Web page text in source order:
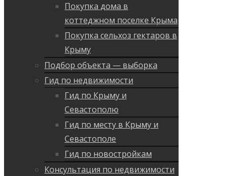
Покупка дома в
коттеджном поселке Крыма
Покупка сельхоз гектаров в
Крыму
Подбор объекта — выборка
Гид по недвижимости
Гид по Крыму и
Севастополю
Гид по месту в Крыму и
Севастополе
Гид по новостройкам
Консультация по недвижимости